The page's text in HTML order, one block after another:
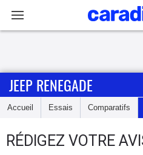
Accueil
Essais
JEEP RENEGADE
Accueil Essais Comparatifs
RÉDIGEZ VOTRE